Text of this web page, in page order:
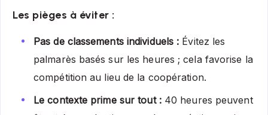
Les pièges à éviter :
Pas de classements individuels : Évitez les
palmarès basés sur les heures ; cela favorise la
compétition au lieu de la coopération.
Le contexte prime sur tout : 40 heures peuvent